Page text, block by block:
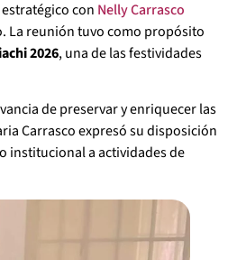
con Nelly Carrasco
La reunión tuvo como propósito
2026, una de las festividades
de preservar y enriquecer las
Carrasco expresó su disposición
institucional a actividades de